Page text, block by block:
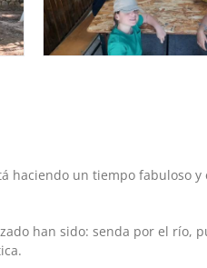
haciendo un tiempo fabuloso
han sido: senda por el río,